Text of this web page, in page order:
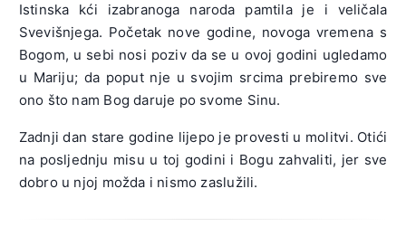
Istinska kći izabranoga naroda pamtila je i veličala
Svevišnjega. Početak nove godine, novoga vremena s
Bogom, u sebi nosi poziv da se u ovoj godini ugledamo
u Mariju; da poput nje u svojim srcima prebiremo sve
ono što nam Bog daruje po svome Sinu.
Zadnji dan stare godine lijepo je provesti u molitvi. Otići
na posljednju misu u toj godini i Bogu zahvaliti, jer sve
dobro u njoj možda i nismo zaslužili.